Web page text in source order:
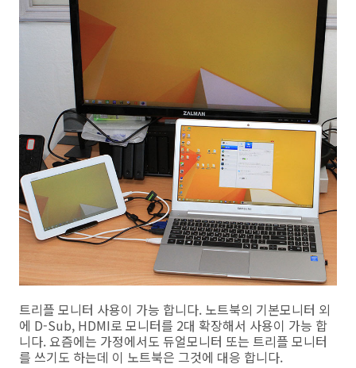
트리플 모니터 사용이 가능 합니다. 노트북의 기본모니터 외
에 D-Sub, HDMI로 모니터를 2대 확장해서 사용이 가능 합
니다. 요즘에는 가정에서도 듀얼모니터 또는 트리플 모니터
를 쓰기도 하는데 이 노트북은 그것에 대응 합니다.